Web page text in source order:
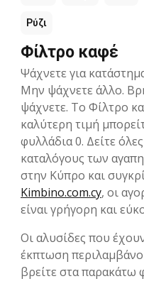
Ρύζι
Φίλτρο καφέ
Ψάχνετε για
Μην ψάχνετε άλλο.
ψάχνετε. Το Φίλτρο
καλύτερη τιμή
φυλλάδια 0. Δείτε
καταλόγους των
στην Kύπρο και
Kimbino.com.cy, οι
είναι γρήγορη και
Οι αλυσίδες που
έκπτωση
βρείτε στα παρακάτω